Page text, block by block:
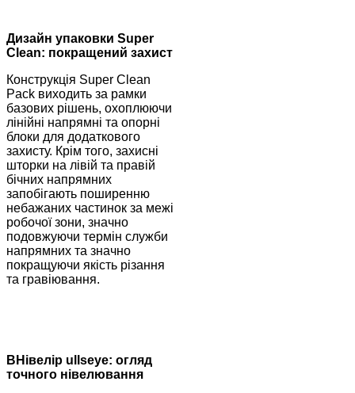
Дизайн упаковки Super
Clean: покращений захист
Конструкція Super Clean
Pack виходить за рамки
базових рішень, охоплюючи
лінійні напрямні та опорні
блоки для додаткового
захисту. Крім того, захисні
шторки на лівій та правій
бічних напрямних
запобігають поширенню
небажаних частинок за межі
робочої зони, значно
подовжуючи термін служби
напрямних та значно
покращуючи якість різання
та гравіювання.
B Нівелір ullseye: огляд
точного нівелювання